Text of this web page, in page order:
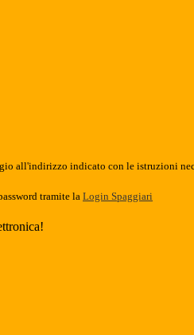
all'indirizzo indicato con le istruzioni
tramite la Login Spaggiari